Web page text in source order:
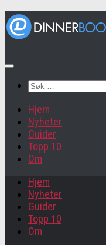
Søk
Hjem
Nyheter
Guider
Topp 10
Om
Hjem
Nyheter
Guider
Topp 10
Om